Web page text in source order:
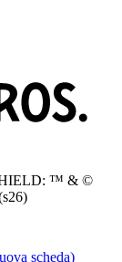
™ & ©
scheda)